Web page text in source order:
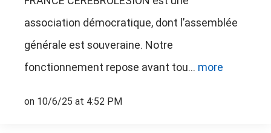
association démocratique, dont l’assemblée
générale est souveraine. Notre
fonctionnement repose avant tou... more
on 10/6/25 at 4:52 PM